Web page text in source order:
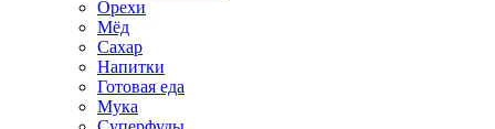
Орехи
Мёд
Сахар
Напитки
Готовая еда
Мука